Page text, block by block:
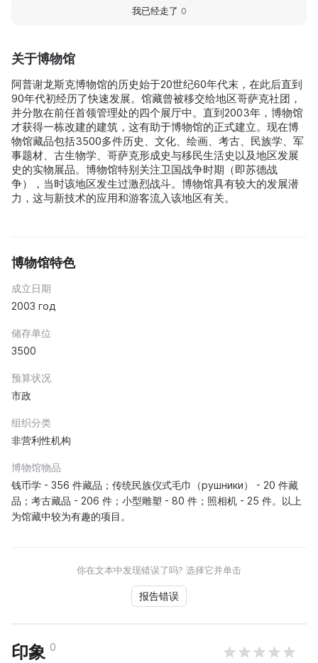
关于博物馆
阿普谢龙斯克博物馆的历史始于20世纪60年代末，在此后直到
90年代初经历了快速发展。馆藏曾被移交给地区哥萨克社团，
并分散在前任首领管理处的四个展厅中。直到2003年，博物馆
才获得一栋改建的建筑，这有助于博物馆的正式建立。现在博
物馆藏品包括3500多件历史、文化、绘画、考古、民族学、军
事题材、古生物学、哥萨克形成史与移民生活史以及地区发展
史的实物展品。博物馆特别关注卫国战争时期（即苏德战
争），当时该地区发生过激烈战斗。博物馆具有较大的发展潜
力，这与新技术的应用和游客流入该地区有关。
博物馆特色
成立日期
2003 год
储存单位
3500
预算状况
市政
组织分类
非营利性机构
博物馆物品
钱币学 - 356 件藏品；传统民族仪式毛巾（рушники） - 20 件藏
品；考古藏品 - 206 件；小型雕塑 - 80 件；照相机 - 25 件。以上
为馆藏中较为有趣的项目。
你在文本中发现错误了吗? 选择它并单击
报告错误
印象 0
我已经走了 0